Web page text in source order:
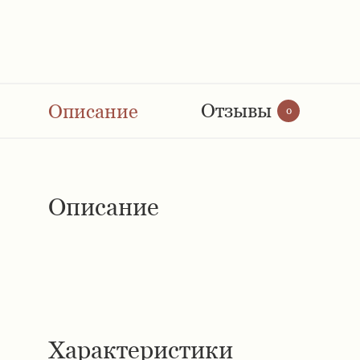
Описание Отзывы 0
Описание
Характеристики